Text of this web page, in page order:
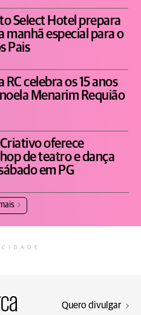
Select Hotel prepara
manhã especial para o
Pais
RC celebra os 15 anos
Menarim Requião
oferece
de teatro e dança
em PG
Quero divulgar